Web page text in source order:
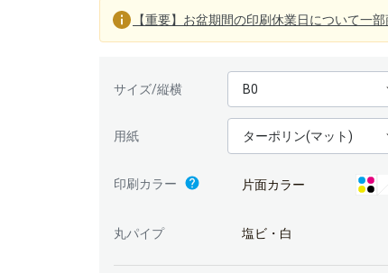
【重要】お盆期間の印刷休業日について一
サイズ/縦横 B0
用紙 ターポリン(マット)
印刷カラー 片面カラー
丸パイプ 塩ビ・白